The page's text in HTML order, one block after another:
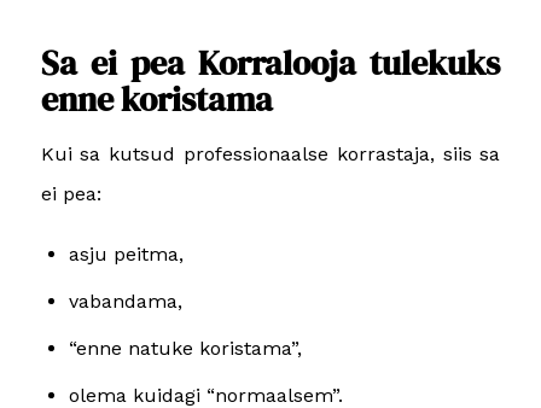
Sa ei pea Korralooja tulekuks
enne koristama
Kui sa kutsud professionaalse korrastaja, siis sa
ei pea:
asju peitma,
vabandama,
“enne natuke koristama”,
olema kuidagi “normaalsem”.